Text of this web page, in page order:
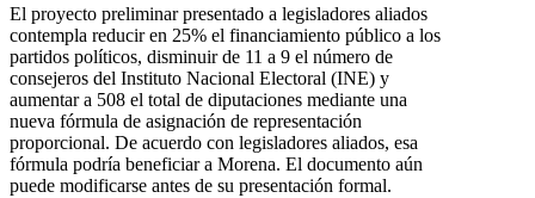
El proyecto preliminar presentado a legisladores aliados
contempla reducir en 25% el financiamiento público a los
partidos políticos, disminuir de 11 a 9 el número de
consejeros del Instituto Nacional Electoral (INE) y
aumentar a 508 el total de diputaciones mediante una
nueva fórmula de asignación de representación
proporcional. De acuerdo con legisladores aliados, esa
fórmula podría beneficiar a Morena. El documento aún
puede modificarse antes de su presentación formal.